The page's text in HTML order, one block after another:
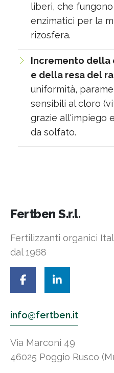
liberi, che
enzimatici per la
rizosfera.
Incremento della
e della resa del
uniformità,
sensibili al cloro
grazie all'impiego
da solfato.
Fertben S.r.l.
Fertilizzanti organici
dal 1968
info@fertben.it
Via Marconi 49
46025 Poggio Rusco